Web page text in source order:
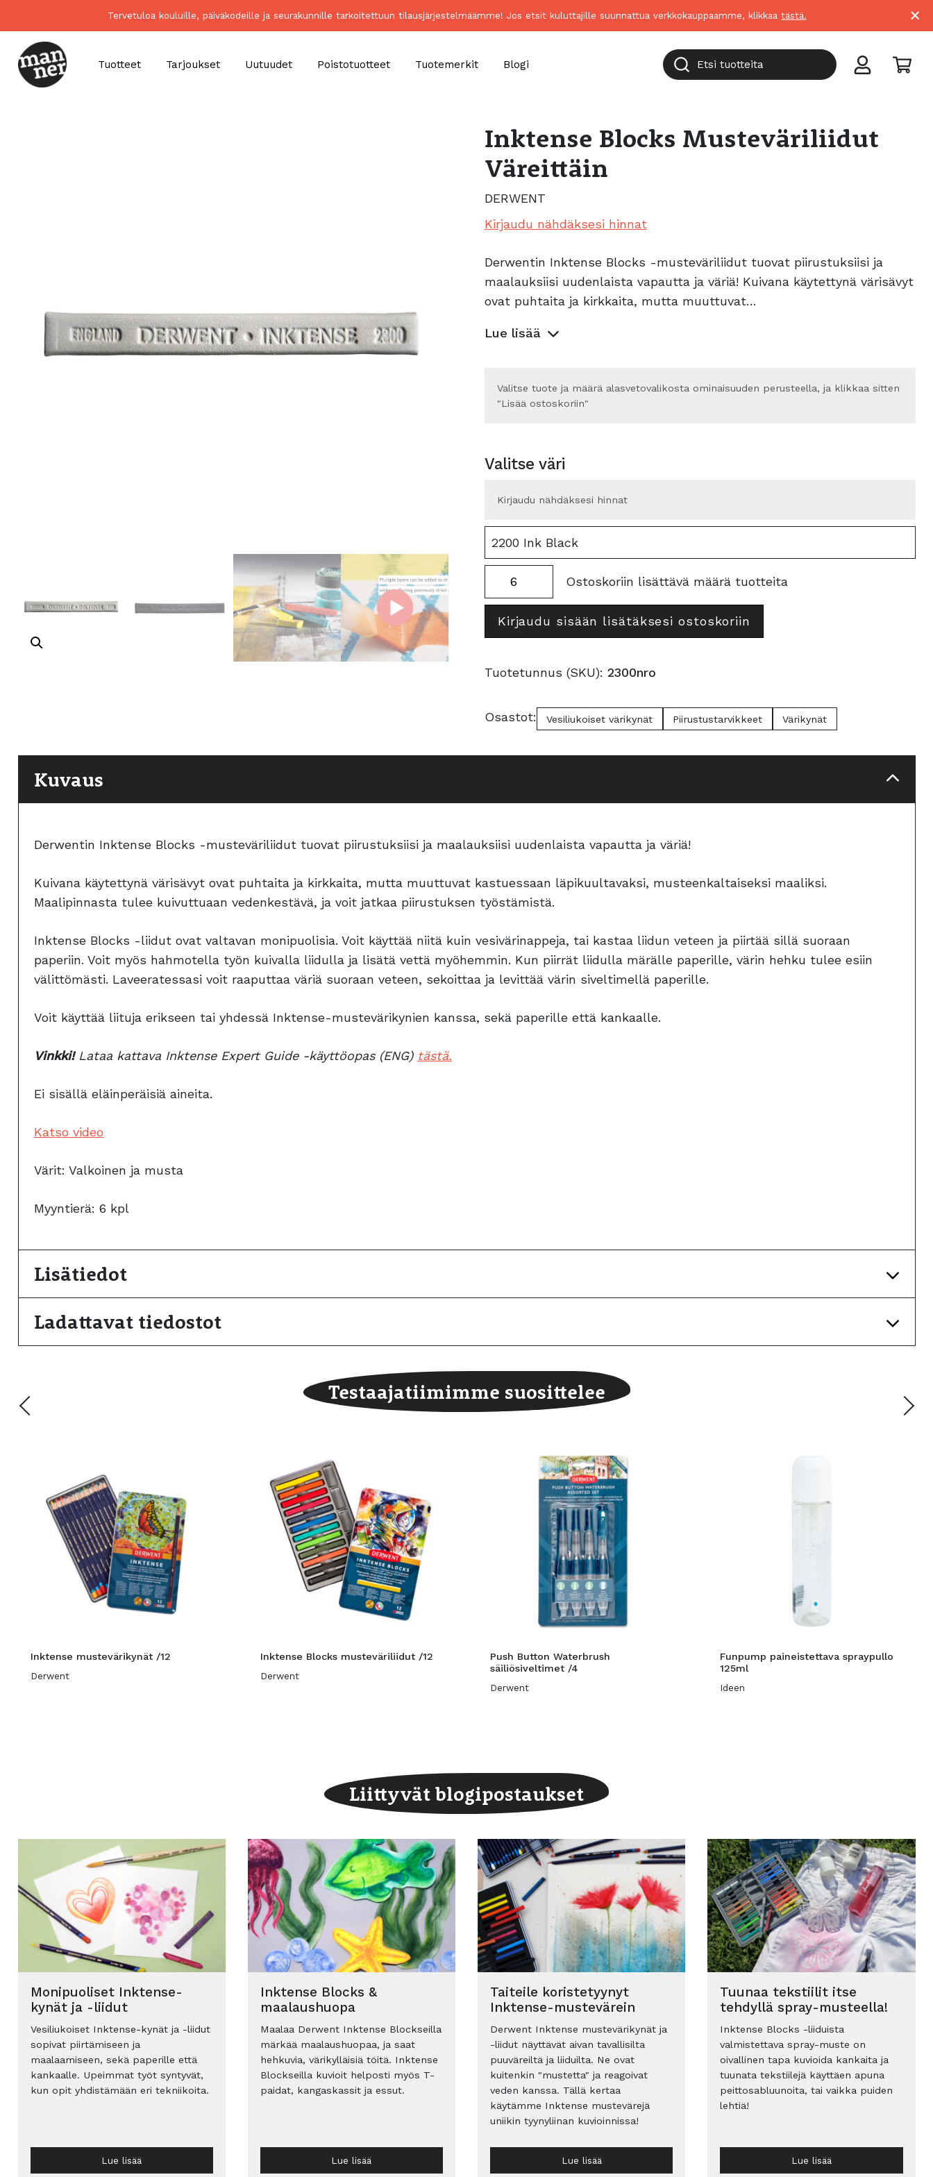
Tervetuloa kouluille, päiväkodeille ja seurakunnille tarkoitettuun tilausjärjestelmäämme! Jos etsit kuluttajille suunnattua verkkokauppaamme, klikkaa tästä. ×
Tuotteet Tarjoukset Uutuudet Poistotuotteet Tuotemerkit Blogi Etsi tuotteita
Inktense Blocks Musteväriliidut
Väreittäin
DERWENT
Kirjaudu nähdäksesi hinnat
Derwentin Inktense Blocks -musteväriliidut tuovat piirustuksiisi ja
maalauksiisi uudenlaista vapautta ja väriä! Kuivana käytettynä värisävyt
ovat puhtaita ja kirkkaita, mutta muuttuvat…
Lue lisää
Valitse tuote ja määrä alasvetovalikosta ominaisuuden perusteella, ja klikkaa sitten
"Lisää ostoskoriin"
Valitse väri
Kirjaudu nähdäksesi hinnat
Black
Inktense
Blocks
Antique
määrä
Ostoskoriin lisättävä määrä tuotteita
Kirjaudu sisään lisätäksesi ostoskoriin
Tuotetunnus (SKU): 2300nro
Osastot: Vesiliukoiset värikynät Piirustustarvikkeet Värikynät
Kuvaus
Derwentin Inktense Blocks -musteväriliidut tuovat piirustuksiisi ja maalauksiisi uudenlaista vapautta ja väriä!
Kuivana käytettynä värisävyt ovat puhtaita ja kirkkaita, mutta muuttuvat kastuessaan läpikuultavaksi, musteenkaltaiseksi maaliksi.
Maalipinnasta tulee kuivuttuaan vedenkestävä, ja voit jatkaa piirustuksen työstämistä.
Inktense Blocks -liidut ovat valtavan monipuolisia. Voit käyttää niitä kuin vesivärinappeja, tai kastaa liidun veteen ja piirtää sillä suoraan
paperiin. Voit myös hahmotella työn kuivalla liidulla ja lisätä vettä myöhemmin. Kun piirrät liidulla märälle paperille, värin hehku tulee esiin
välittömästi. Laveeratessasi voit raaputtaa väriä suoraan veteen, sekoittaa ja levittää värin siveltimellä paperille.
Voit käyttää liituja erikseen tai yhdessä Inktense-mustevärikynien kanssa, sekä paperille että kankaalle.
Vinkki!Lataa kattava Inktense Expert Guide -käyttöopas (ENG) tästä.
Ei sisällä eläinperäisiä aineita.
Katso video
Värit: Valkoinen ja musta
Myyntierä: 6 kpl
Lisätiedot
Ladattavat tiedostot
Testaajatiimimme suosittelee
Inktense mustevärikynät /12
Derwent
Inktense Blocks musteväriliidut /12
Derwent
Push Button Waterbrush
säiliösiveltimet /4
Derwent
Funpump paineistettava spraypullo
125ml
Ideen
Liittyvät blogipostaukset
Monipuoliset Inktense-
kynät ja -liidut
Vesiliukoiset Inktense-kynät ja -liidut
sopivat piirtämiseen ja
maalaamiseen, sekä paperille että
kankaalle. Upeimmat työt syntyvät,
kun opit yhdistämään eri tekniikoita.
Lue lisää
Inktense Blocks &
maalaushuopa
Maalaa Derwent Inktense Blockseilla
märkää maalaushuopaa, ja saat
hehkuvia, värikylläisiä töitä. Inktense
Blockseilla kuvioit helposti myös T-
paidat, kangaskassit ja essut.
Lue lisää
Taiteile koristetyynyt
Inktense-mustevärein
Derwent Inktense mustevärikynät ja
-liidut näyttävät aivan tavallisilta
puuväreiltä ja liiduilta. Ne ovat
kuitenkin "mustetta" ja reagoivat
veden kanssa. Tällä kertaa
käytämme Inktense mustevärejä
uniikin tyynyliinan kuvioinnissa!
Lue lisää
Tuunaa tekstiilit itse
tehdyllä spray-musteella!
Inktense Blocks -liiduista
valmistettava spray-muste on
oivallinen tapa kuvioida kankaita ja
tuunata tekstiilejä käyttäen apuna
peittosabluunoita, tai vaikka puiden
lehtiä!
Lue lisää